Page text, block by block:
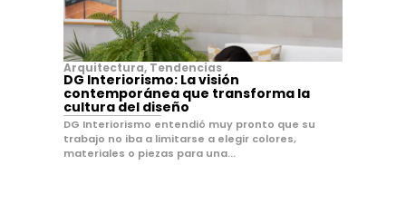
Arquitectura, Tendencias
DG Interiorismo: La visión
contemporánea que transforma la
cultura del diseño
DG Interiorismo entendió muy pronto que su
trabajo no iba a limitarse a elegir colores,
materiales o piezas para una...